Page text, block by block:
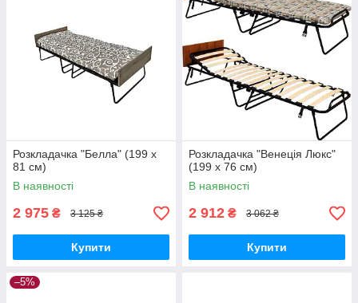
Розкладачка "Белла" (199 х
81 см)
В наявності
2 975 ₴ 3 125 ₴
Купити
Розкладачка "Венеція Люкс"
(199 х 76 см)
В наявності
2 912 ₴ 3 062 ₴
Купити
–5%